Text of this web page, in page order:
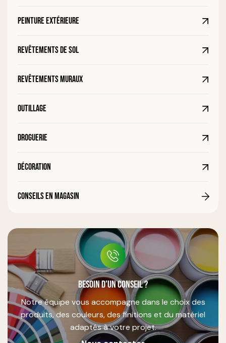
Peinture extérieure
Revêtements de sol
Revêtements muraux
Outillage
Droguerie
Décoration
Conseils en magasin
Besoin d'un conseil ?
Notre équipe vous accompagne dans le choix des
produits, des couleurs, des finitions et du matériel
adaptés à votre projet.